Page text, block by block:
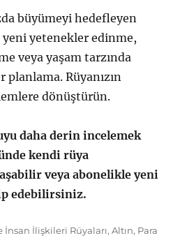
büyümeyi hedefleyen
yetenekler edinme,
veya yaşam tarzında
Rüyanızın
dönüştürün.
daha derin incelemek
kendi rüya
veya abonelikle yeni
edebilirsiniz.
İnsan İlişkileri Rüyaları,Altın, Para